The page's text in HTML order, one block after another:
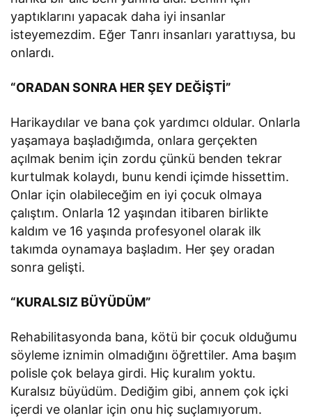
yaptıklarını yapacak daha iyi insanlar
isteyemezdim. Eğer Tanrı insanları yarattıysa, bu
onlardı.
“ORADAN SONRA HER ŞEY DEĞİŞTİ”
Harikaydılar ve bana çok yardımcı oldular. Onlarla
yaşamaya başladığımda, onlara gerçekten
açılmak benim için zordu çünkü benden tekrar
kurtulmak kolaydı, bunu kendi içimde hissettim.
Onlar için olabileceğim en iyi çocuk olmaya
çalıştım. Onlarla 12 yaşından itibaren birlikte
kaldım ve 16 yaşında profesyonel olarak ilk
takımda oynamaya başladım. Her şey oradan
sonra gelişti.
“KURALSIZ BÜYÜDÜM”
Rehabilitasyonda bana, kötü bir çocuk olduğumu
söyleme iznimin olmadığını öğrettiler. Ama başım
polisle çok belaya girdi. Hiç kuralım yoktu.
Kuralsız büyüdüm. Dediğim gibi, annem çok içki
içerdi ve olanlar için onu hiç suçlamıyorum.